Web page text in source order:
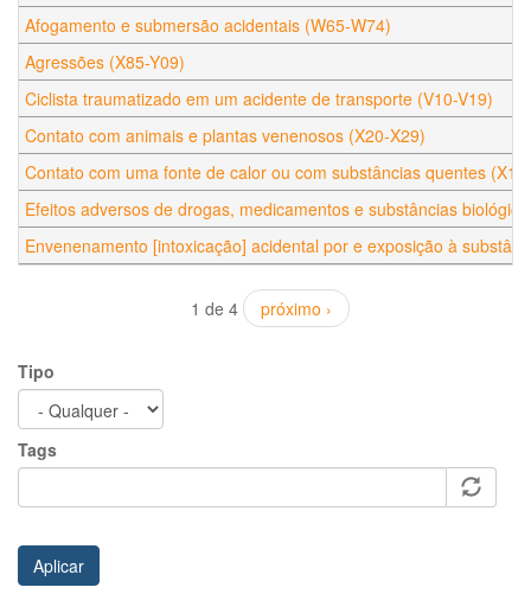
Afogamento e submersão acidentais (W65-W74)
Agressões (X85-Y09)
Ciclista traumatizado em um acidente de transporte (V10-V19)
Contato com animais e plantas venenosos (X20-X29)
Contato com uma fonte de calor ou com substâncias quentes
Efeitos adversos de drogas, medicamentos e substâncias
Envenenamento [intoxicação] acidental por e exposição à
1 de 4 próximo ›
Tipo
Tags
Aplicar